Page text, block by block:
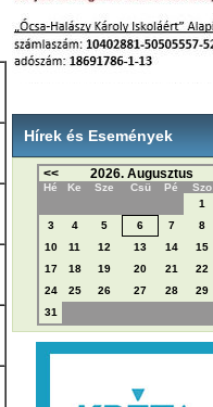
Hírek és Események
<< 2026. Augusztus
Hé Ke Sze Csü Pé Szo
1
3
4 5 6 7 8
10
11 12 13 14 15
17
18 19 20 21 22
24
25 26 27 28 29
31